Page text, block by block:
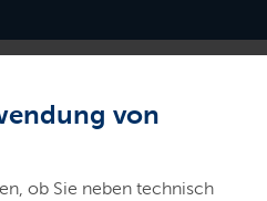
von
ob Sie neben technisch